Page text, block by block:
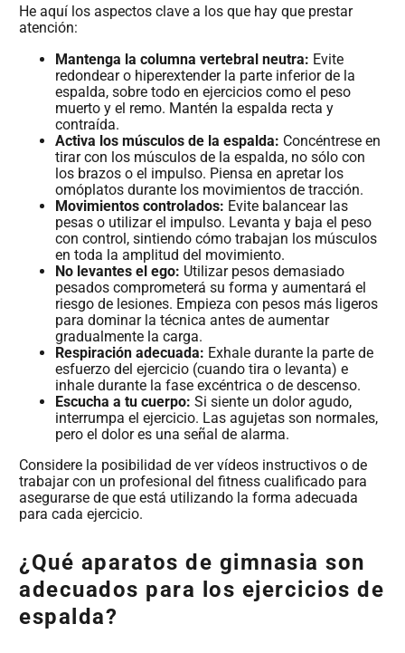
He aquí los aspectos clave a los que hay que prestar
atención:
Mantenga la columna vertebral neutra: Evite
redondear o hiperextender la parte inferior de la
espalda, sobre todo en ejercicios como el peso
muerto y el remo. Mantén la espalda recta y
contraída.
Activa los músculos de la espalda: Concéntrese en
tirar con los músculos de la espalda, no sólo con
los brazos o el impulso. Piensa en apretar los
omóplatos durante los movimientos de tracción.
Movimientos controlados: Evite balancear las
pesas o utilizar el impulso. Levanta y baja el peso
con control, sintiendo cómo trabajan los músculos
en toda la amplitud del movimiento.
No levantes el ego: Utilizar pesos demasiado
pesados comprometerá su forma y aumentará el
riesgo de lesiones. Empieza con pesos más ligeros
para dominar la técnica antes de aumentar
gradualmente la carga.
Respiración adecuada: Exhale durante la parte de
esfuerzo del ejercicio (cuando tira o levanta) e
inhale durante la fase excéntrica o de descenso.
Escucha a tu cuerpo: Si siente un dolor agudo,
interrumpa el ejercicio. Las agujetas son normales,
pero el dolor es una señal de alarma.
Considere la posibilidad de ver vídeos instructivos o de
trabajar con un profesional del fitness cualificado para
asegurarse de que está utilizando la forma adecuada
para cada ejercicio.
¿Qué aparatos de gimnasia son
adecuados para los ejercicios de
espalda?